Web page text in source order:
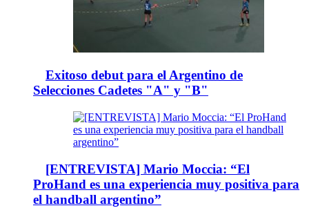
Exitoso debut para el Argentino de
Selecciones Cadetes "A" y "B"
[ENTREVISTA] Mario Moccia: “El
ProHand es una experiencia muy positiva para
el handball argentino”